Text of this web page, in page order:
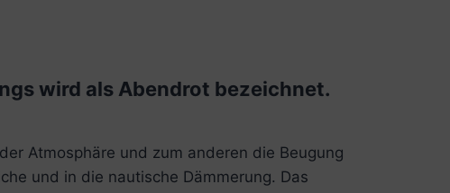
wird als Abendrot bezeichnet.
Atmosphäre und zum anderen die Beugung
und in die nautische Dämmerung. Das